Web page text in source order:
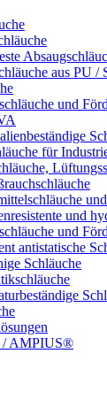
aus PU /
und
für
und
und
antistatische
Schläuche
/ AMPIUS®